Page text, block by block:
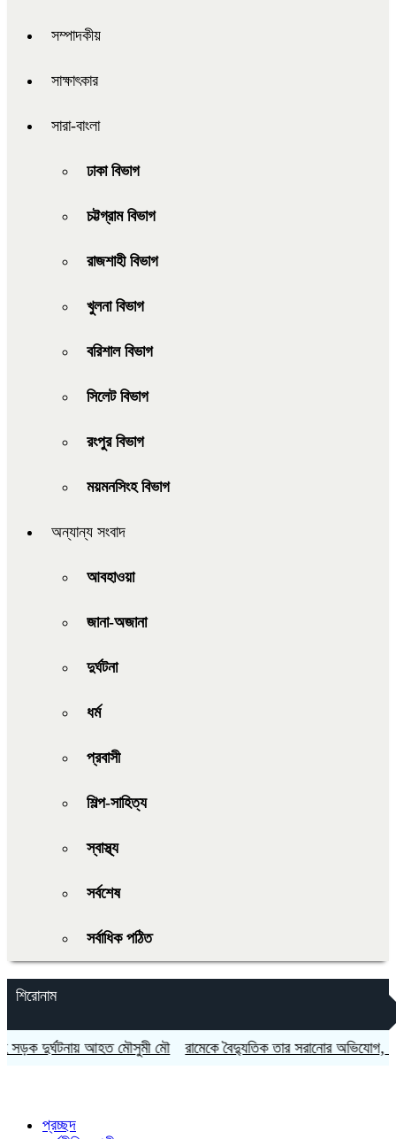
সম্পাদকীয়
সাক্ষাৎকার
সারা-বাংলা
ঢাকা বিভাগ
চট্টগ্রাম বিভাগ
রাজশাহী বিভাগ
খুলনা বিভাগ
বরিশাল বিভাগ
সিলেট বিভাগ
রংপুর বিভাগ
ময়মনসিংহ বিভাগ
অন্যান্য সংবাদ
আবহাওয়া
জানা-অজানা
দুর্ঘটনা
ধর্ম
প্রবাসী
শিল্প-সাহিত্য
স্বাস্থ্য
সর্বশেষ
সর্বাধিক পঠিত
শিরোনাম
দুর্ঘটনায় আহত মৌসুমী মৌ রামেকে বৈদ্যুতিক তার সরানোর অভিযোগ,
প্রচ্ছদ